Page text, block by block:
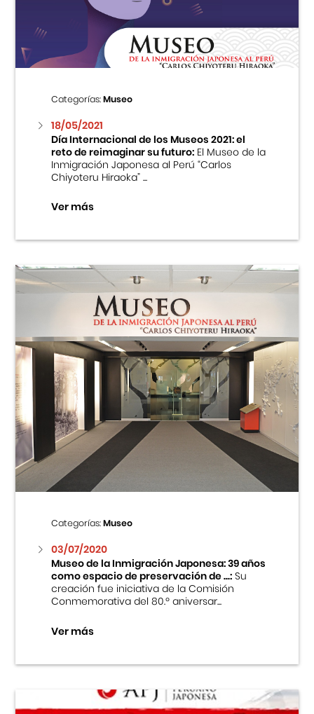
Centro Cultural Peruano Japonés
Cursos
Museo de la Inmigración Japonesa
Fondo Editorial
Teatro Peruano Japonés
Categorías:Museo
18/05/2021
Día Internacional de los Museos 2021: el
reto de reimaginar su futuro:El Museo de la
Inmigración Japonesa al Perú “Carlos
Chiyoteru Hiraoka” ...
Ver más
Categorías:Museo
03/07/2020
Museo de la Inmigración Japonesa: 39 años
como espacio de preservación de ...:Su
creación fue iniciativa de la Comisión
Conmemorativa del 80.º aniversar...
Ver más